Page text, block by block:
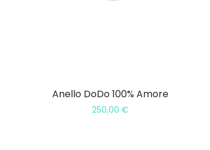
Anello DoDo 100% Amore
250,00 €